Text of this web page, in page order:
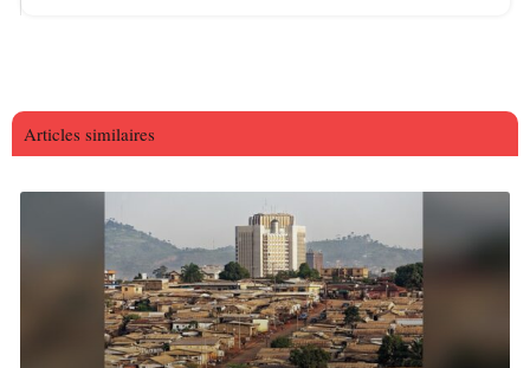
Articles similaires